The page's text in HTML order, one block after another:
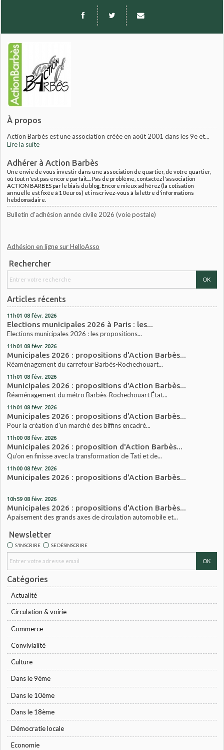
À propos
Action Barbès est une association créée en août 2001 dans les 9e et...
Lire la suite
Adhérer à Action Barbès
Une envie de vous investir dans une association de quartier, de votre quartier,
où tout n'est pas encore parfait.... Pas de problème, contactez l'association
ACTION BARBES par le biais du blog. Encore mieux adhérez (la cotisation
annuelle est fixée à 10euros) et inscrivez-vous à la lettre d'informations
hebdomadaire.
Bulletin d'adhésion année civile 2026 (voie postale)
Adhésion en ligne sur HelloAsso
Rechercher
Articles récents
11h01 08 févr. 2026
Elections municipales 2026 à Paris : les...
Elections municipales 2026 : les propositions...
11h01 08 févr. 2026
Municipales 2026 : propositions d'Action Barbès...
Réaménagement du carrefour Barbès-Rochechouart...
11h01 08 févr. 2026
Municipales 2026 : propositions d'Action Barbès...
Réaménagement du métro Barbès-Rochechouart État...
11h01 08 févr. 2026
Municipales 2026 : propositions d'Action Barbès...
Pour la création d’un marché des biffins encadré...
11h00 08 févr. 2026
Municipales 2026 : proposition d'Action Barbès...
Qu’on en finisse avec la transformation de Tati et de...
11h00 08 févr. 2026
Municipales 2026 : propositions d'Action Barbès...
10h59 08 févr. 2026
Municipales 2026 : propositions d'Action Barbès...
Apaisement des grands axes de circulation automobile et...
Newsletter
S'INSCRIRE SE DÉSINSCRIRE
Catégories
Actualité
Circulation & voirie
Commerce
Convivialité
Culture
Dans le 9ème
Dans le 10ème
Dans le 18ème
Démocratie locale
Economie